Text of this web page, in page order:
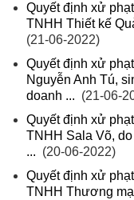
Quyết định xử
TNHH Thiết kế
(21-06-2022)
Quyết định xử
Nguyễn Anh Tú,
doanh ... (21-06-
Quyết định xử
TNHH Sala Võ,
... (20-06-2022)
Quyết định xử
TNHH Thương